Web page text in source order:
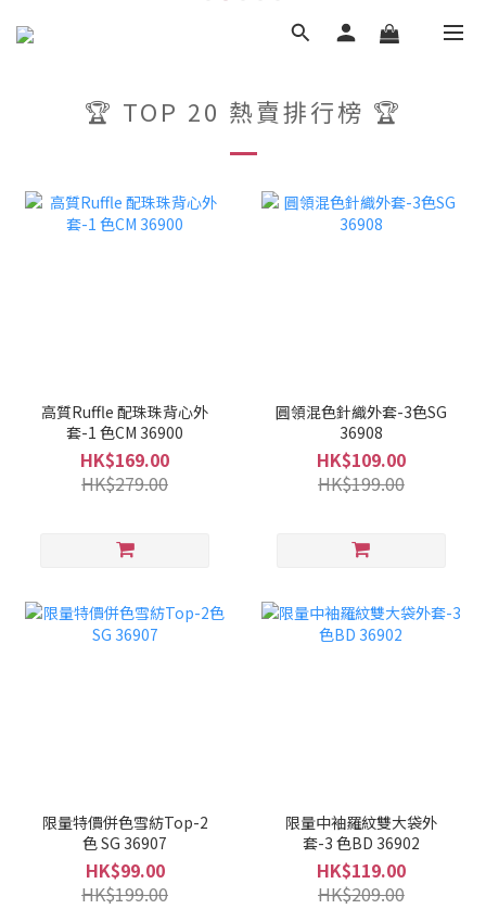
🏆 TOP 20 熱賣排行榜 🏆
高質Ruffle 配珠珠背心外
套-1 色CM 36900
HK$169.00
HK$279.00
圓領混色針織外套-3色SG
36908
HK$109.00
HK$199.00
限量特價併色雪紡Top-2
色 SG 36907
HK$99.00
HK$199.00
限量中袖羅紋雙大袋外
套-3 色BD 36902
HK$119.00
HK$209.00